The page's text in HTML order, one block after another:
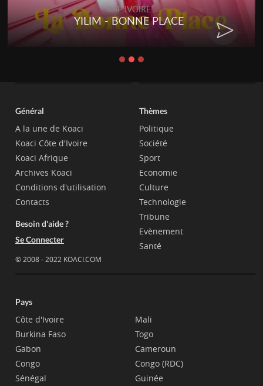
RAP IVOIRE
YILIM - BONNE PLACE
Général
A la une de Koaci
Koaci Côte d'Ivoire
Koaci Afrique
Archives Koaci
Conditions d'utilisation
Contacts
Besoin d'aide ?
Se Connecter
© 2008 - 2022 KOACI.COM
Thèmes
Politique
Société
Sport
Economie
Culture
Technologie
Tribune
Evènement
Santé
Pays
Côte d'Ivoire
Burkina Faso
Gabon
Congo
Sénégal
Mali
Togo
Cameroun
Congo (RDC)
Guinée